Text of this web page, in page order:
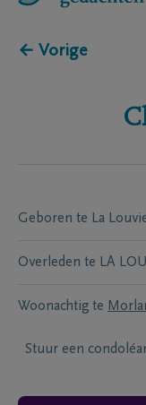
← Vorige
Geboren te La
Overleden te LA
Woonachtig te
Stuur een